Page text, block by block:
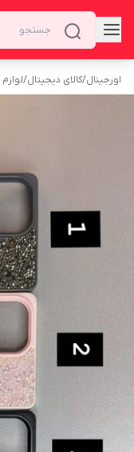
اورجینال/کالای دیجیتال/